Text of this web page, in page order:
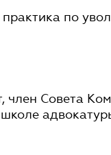
по
член Совета